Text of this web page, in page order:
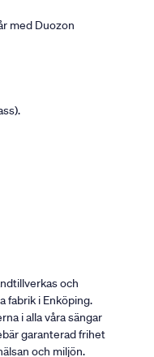
med Duozon
och
fabrik i Enköping.
i alla våra sängar
garanterad frihet
och miljön.